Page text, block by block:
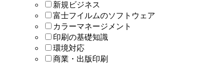
新規ビジネス
富士フイルムのソフトウェア
カラーマネージメント
印刷の基礎知識
環境対応
商業・出版印刷